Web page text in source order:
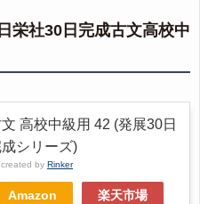
栄社30日完成古文高校中
高校中級用 42 (発展30日
シリーズ)
created by Rinker
Amazon 楽天市場